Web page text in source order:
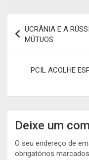
Navegação
de
artigos
UCRÂNIA E A
MÚTUOS
PCIL ACOLHE
Deixe um
O seu endereço de
obrigatórios